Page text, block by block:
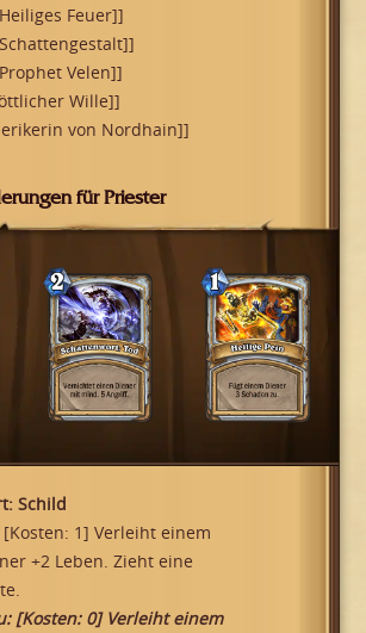
Feuer]]
Velen]]
Wille]]
von Nordhain]]
für Priester
Schild
1] Verleiht einem
+2 Leben. Zieht eine
[Kosten: 0] Verleiht einem